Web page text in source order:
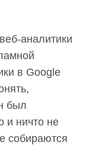
она
и
Однако
иногда
Давайте